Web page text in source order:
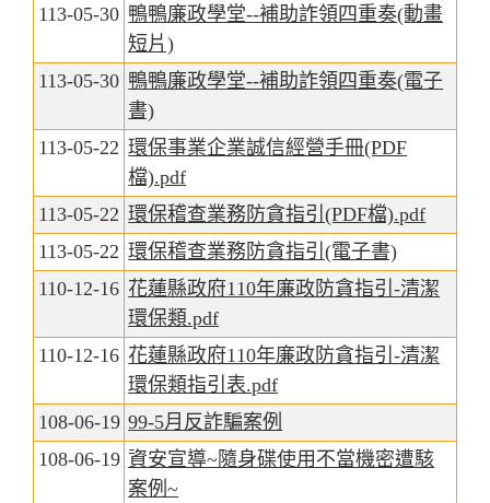
113-05-30 鴨鴨廉政學堂--補助詐領四重奏(動畫
短片)
113-05-30 鴨鴨廉政學堂--補助詐領四重奏(電子
書)
113-05-22 環保事業企業誠信經營手冊(PDF
檔).pdf
113-05-22 環保稽查業務防貪指引(PDF檔).pdf
113-05-22 環保稽查業務防貪指引(電子書)
110-12-16 花蓮縣政府110年廉政防貪指引-清潔
環保類.pdf
110-12-16 花蓮縣政府110年廉政防貪指引-清潔
環保類指引表.pdf
108-06-19 99-5月反詐騙案例
108-06-19 資安宣導~隨身碟使用不當機密遭駭
案例~